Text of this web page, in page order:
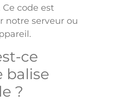
code est
notre serveur ou
ce
balise
?